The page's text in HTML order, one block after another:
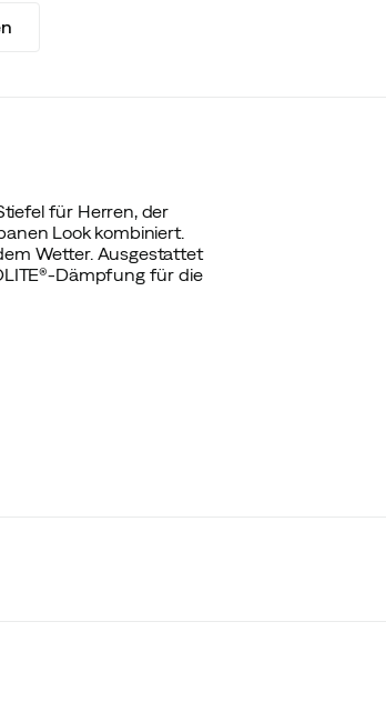
für Herren, der
Look kombiniert.
Wetter. Ausgestattet
Dämpfung für die